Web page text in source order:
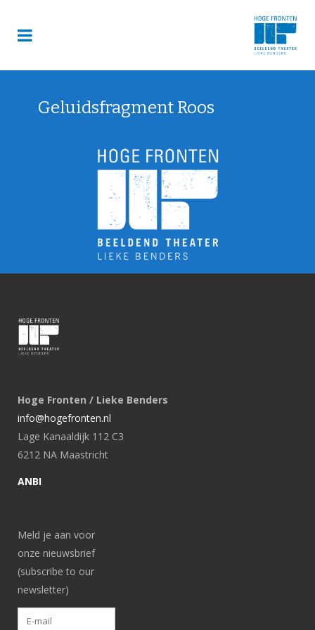
Geluidsfragment Roos
Hoge Fronten / Lieke Benders
info@hogefronten.nl
Lage Kanaaldijk 112 C3
6212 NA Maastricht
ANBI
Meld je aan voor
onze nieuwsbrief
(subscribe to our
newsletter)